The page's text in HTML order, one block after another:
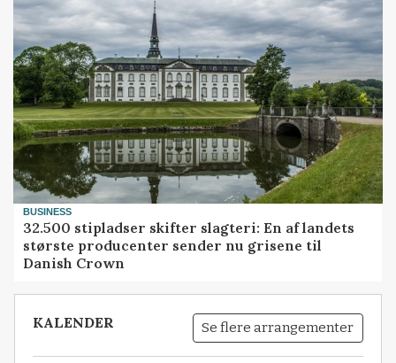
BUSINESS
32.500 stipladser skifter slagteri: En af landets
største producenter sender nu grisene til
Danish Crown
KALENDER Se flere arrangementer